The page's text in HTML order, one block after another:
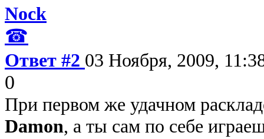
Nock
☎
Ответ #2 03 Ноября, 2009,
0
При первом же удачном
Damon, а ты сам по себе